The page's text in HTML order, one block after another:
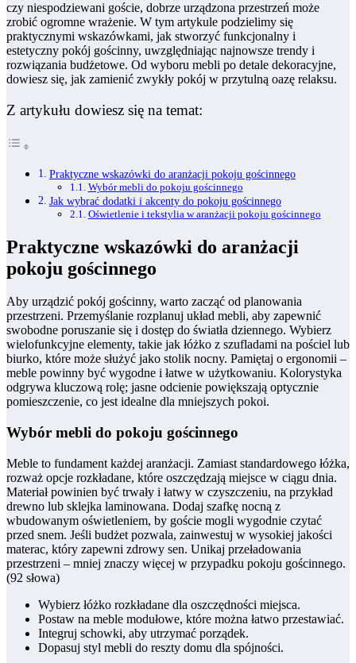
czy niespodziewani goście, dobrze urządzona przestrzeń może
zrobić ogromne wrażenie. W tym artykule podzielimy się
praktycznymi wskazówkami, jak stworzyć funkcjonalny i
estetyczny pokój gościnny, uwzględniając najnowsze trendy i
rozwiązania budżetowe. Od wyboru mebli po detale dekoracyjne,
dowiesz się, jak zamienić zwykły pokój w przytulną oazę relaksu.
Z artykułu dowiesz się na temat:
Praktyczne wskazówki do aranżacji pokoju gościnnego
Wybór mebli do pokoju gościnnego
Jak wybrać dodatki i akcenty do pokoju gościnnego
Oświetlenie i tekstylia w aranżacji pokoju gościnnego
Praktyczne wskazówki do aranżacji
pokoju gościnnego
Aby urządzić pokój gościnny, warto zacząć od planowania
przestrzeni. Przemyślanie rozplanuj układ mebli, aby zapewnić
swobodne poruszanie się i dostęp do światła dziennego. Wybierz
wielofunkcyjne elementy, takie jak łóżko z szufladami na pościel lub
biurko, które może służyć jako stolik nocny. Pamiętaj o ergonomii –
meble powinny być wygodne i łatwe w użytkowaniu. Kolorystyka
odgrywa kluczową rolę; jasne odcienie powiększają optycznie
pomieszczenie, co jest idealne dla mniejszych pokoi.
Wybór mebli do pokoju gościnnego
Meble to fundament każdej aranżacji. Zamiast standardowego łóżka,
rozważ opcje rozkładane, które oszczędzają miejsce w ciągu dnia.
Materiał powinien być trwały i łatwy w czyszczeniu, na przykład
drewno lub sklejka laminowana. Dodaj szafkę nocną z
wbudowanym oświetleniem, by goście mogli wygodnie czytać
przed snem. Jeśli budżet pozwala, zainwestuj w wysokiej jakości
materac, który zapewni zdrowy sen. Unikaj przeładowania
przestrzeni – mniej znaczy więcej w przypadku pokoju gościnnego.
(92 słowa)
Wybierz łóżko rozkładane dla oszczędności miejsca.
Postaw na meble modułowe, które można łatwo przestawiać.
Integruj schowki, aby utrzymać porządek.
Dopasuj styl mebli do reszty domu dla spójności.